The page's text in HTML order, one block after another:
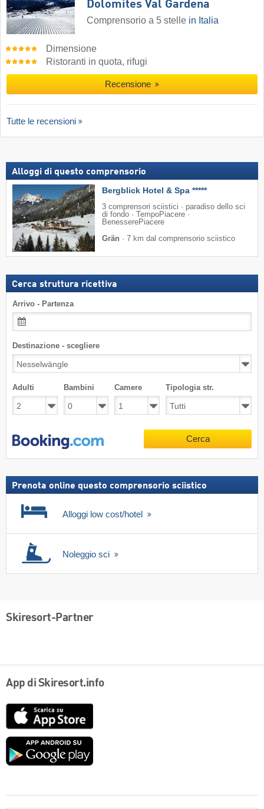
Dolomites Val Gardena
Comprensorio a 5 stelle in Italia
Dimensione
Ristoranti in quota, rifugi
Recensione
Tutte le recensioni
Alloggi di questo comprensorio
Bergblick Hotel & Spa *****
3 comprensori sciistici · paradiso dello sci
di fondo · TempoPiacere ·
BenesserePiacere
Grän · 7 km dal comprensorio sciistico
Cerca struttura ricettiva
Arrivo - Partenza
Destinazione - scegliere
Adulti Bambini Camere Tipologia str.
Cerca
Prenota online questo comprensorio sciistico
Alloggi low cost/hotel
Noleggio sci
Skiresort-Partner
App di Skiresort.info
Google